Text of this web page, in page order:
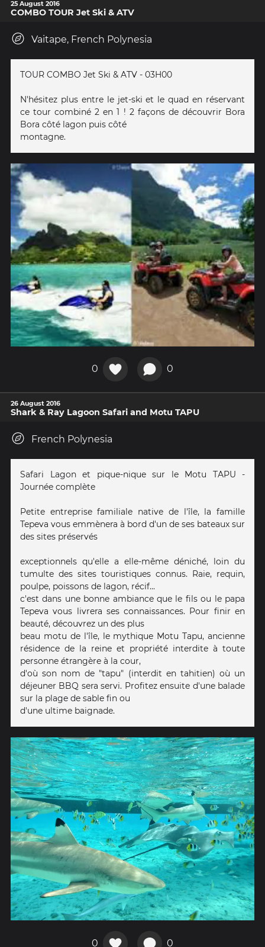
25 August 2016
COMBO TOUR Jet Ski & ATV
Vaitape, French Polynesia
TOUR COMBO Jet Ski & ATV - 03H00
N'hésitez plus entre le jet-ski et le quad en réservant
ce tour combiné 2 en 1 ! 2 façons de découvrir Bora
Bora côté lagon puis côté
montagne.
0 0
26 August 2016
Shark & Ray Lagoon Safari and Motu TAPU
French Polynesia
Safari Lagon et pique-nique sur le Motu TAPU -
Journée complète
Petite entreprise familiale native de l'île, la famille
Tepeva vous emmènera à bord d'un de ses bateaux sur
des sites préservés
exceptionnels qu'elle a elle-même déniché, loin du
tumulte des sites touristiques connus. Raie, requin,
poulpe, poissons de lagon, récif...
c'est dans une bonne ambiance que le fils ou le papa
Tepeva vous livrera ses connaissances. Pour finir en
beauté, découvrez un des plus
beau motu de l'île, le mythique Motu Tapu, ancienne
résidence de la reine et propriété interdite à toute
personne étrangère à la cour,
d'où son nom de "tapu" (interdit en tahitien) où un
déjeuner BBQ sera servi. Profitez ensuite d'une balade
sur la plage de sable fin ou
d'une ultime baignade.
0 0